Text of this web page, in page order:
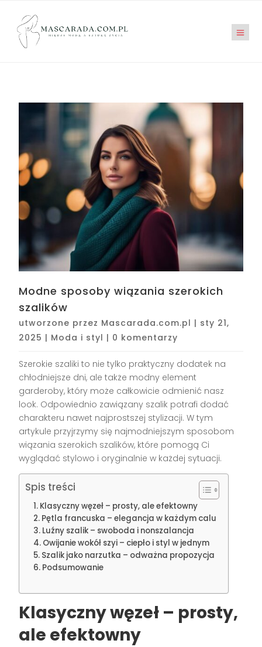
Modne sposoby wiązania szerokich
szalików
utworzone przez Mascarada.com.pl | sty 21,
2025 | Moda i styl | 0 komentarzy
Szerokie szaliki to nie tylko praktyczny dodatek na
chłodniejsze dni, ale także modny element
garderoby, który może całkowicie odmienić nasz
look. Odpowiednio zawiązany szalik potrafi dodać
charakteru nawet najprostszej stylizacji. W tym
artykule przyjrzymy się najmodniejszym sposobom
wiązania szerokich szalików, które pomogą Ci
wyglądać stylowo i oryginalnie w każdej sytuacji.
Spis treści
Klasyczny węzeł – prosty, ale efektowny
Pętla francuska – elegancja w każdym calu
Luźny szalik – swoboda i nonszalancja
Owijanie wokół szyi – ciepło i styl w jednym
Szalik jako narzutka – odważna propozycja
Podsumowanie
Klasyczny węzeł – prosty,
ale efektowny